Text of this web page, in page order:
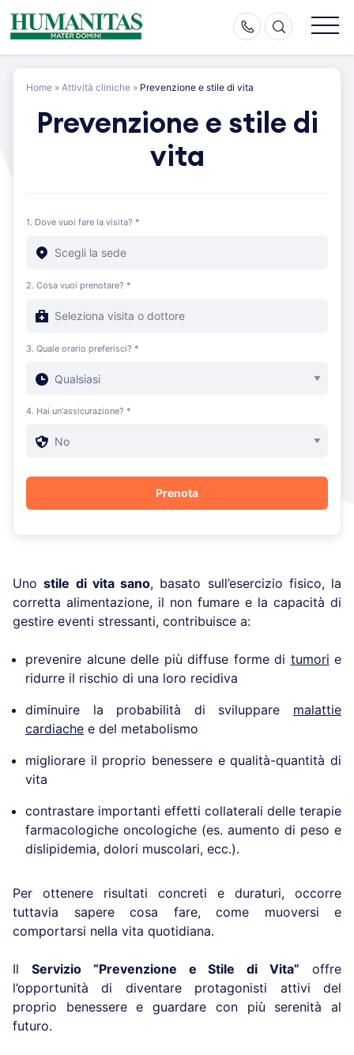
Skip
to
Home » Attività cliniche » Prevenzione e stile di vita
Prevenzione e stile di
vita
1. Dove vuoi fare la visita? *
2. Cosa vuoi prenotare? *
3. Quale orario preferisci? *
4. Hai un'assicurazione? *
Unostile di vita sano, basato sull’esercizio fisico, la
corretta alimentazione, il non fumare e la capacità di
gestire eventi stressanti, contribuisce a:
prevenire alcune delle più diffuse forme di tumori e
ridurre il rischio di una loro recidiva
diminuire la probabilità di sviluppare malattie
cardiache e del metabolismo
migliorare il proprio benessere e qualità-quantità di
vita
contrastare importanti effetti collaterali delle terapie
farmacologiche oncologiche (es. aumento di peso e
dislipidemia, dolori muscolari, ecc.).
Per ottenere risultati concreti e duraturi, occorre
tuttavia sapere cosa fare, come muoversi e
comportarsi nella vita quotidiana.
Il Servizio “Prevenzione e Stile di Vita” offre
l’opportunità di diventare protagonisti attivi del
proprio benessere e guardare con più serenità al
futuro.